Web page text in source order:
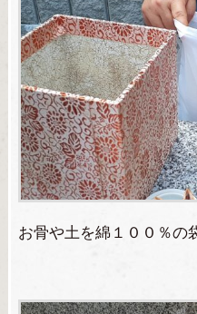
お骨や土を綿１００％の